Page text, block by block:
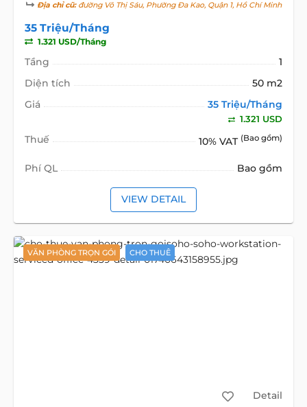
Địa chỉ cũ:đường Võ Thị Sáu, Phường Đa Kao, Quận 1, Hồ Chí Minh
35 Triệu/Tháng
1.321 USD/Tháng
Tầng
1
Diện tích
50 m2
Giá
35 Triệu/Tháng
1.321 USD
Thuế 10% VAT (Bao gồm)
Phí QL Bao gồm
VIEW DETAIL
VĂN PHÒNG TRỌN GÓI CHO THUÊ
Detail